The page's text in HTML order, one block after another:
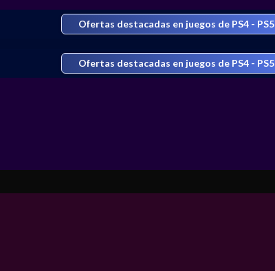
Ofertas destacadas en juegos de PS4 - PS5
Ofertas destacadas en juegos de PS4 - PS5